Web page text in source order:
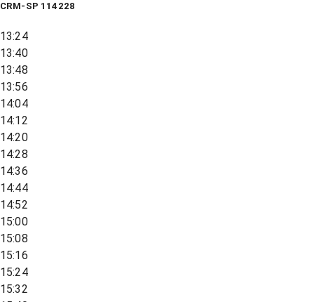
CRM-SP 114228
13:24
13:40
13:48
13:56
14:04
14:12
14:20
14:28
14:36
14:44
14:52
15:00
15:08
15:16
15:24
15:32